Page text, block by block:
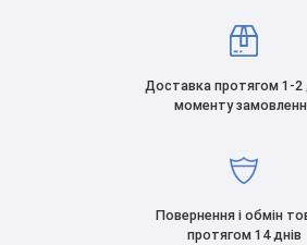
Доставка протягом 1-2
моменту
Повернення і обмін
протягом 14 днів